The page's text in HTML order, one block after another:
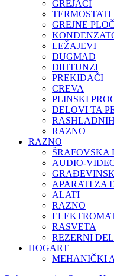
GREJAČI
TERMOSTATI
GREJNE
LEŽAJEVI
DUGMAD
DIHTUNZI
PREKIDAČI
CREVA
PLINSKI
DELOVI TA
RAZNO
RAZNO
ŠRAFOVSKA
AUDIO-
APARATI ZA
ALATI
RAZNO
RASVETA
REZERNI
HOGART
MEHANIČKI